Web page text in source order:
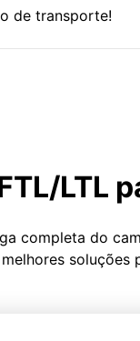
de transporte!
LTL
completa do
soluções